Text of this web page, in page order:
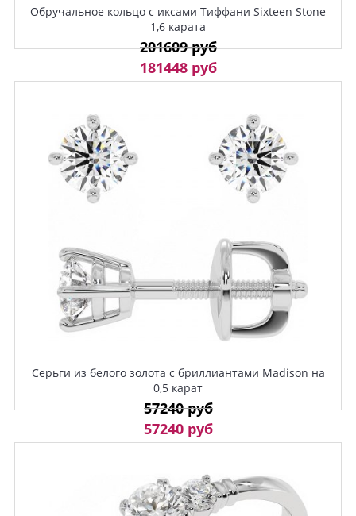
Обручальное кольцо с иксами Тиффани Sixteen Stone
1,6 карата
201609 руб
181448 руб
Серьги из белого золота с бриллиантами Madison на
0,5 карат
57240 руб
57240 руб